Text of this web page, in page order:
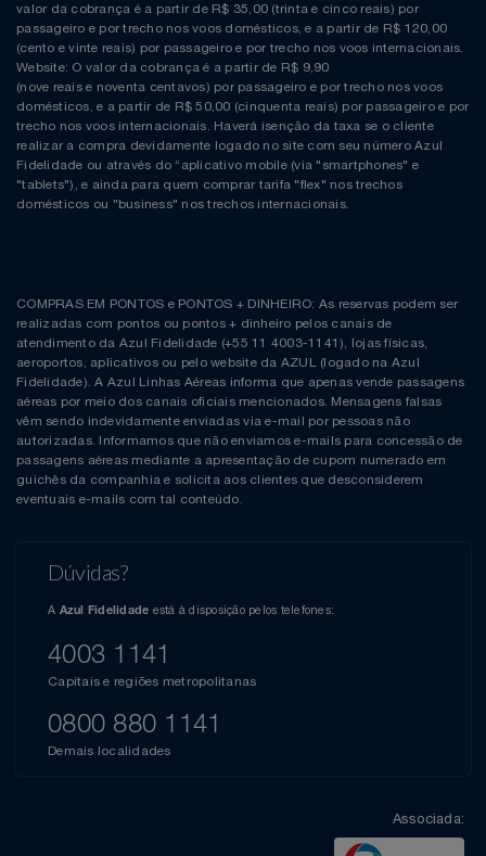
valor da cobrança é a partir de R$ 35,00 (trinta e cinco reais) por
passageiro e por trecho nos voos domésticos, e a partir de R$ 120,00
(cento e vinte reais) por passageiro e por trecho nos voos internacionais.
Website: O valor da cobrança é a partir de R$ 9,90
(nove reais e noventa centavos) por passageiro e por trecho nos voos
domésticos, e a partir de R$ 50,00 (cinquenta reais) por passageiro e por
trecho nos voos internacionais. Haverá isenção da taxa se o cliente
realizar a compra devidamente logado no site com seu número Azul
Fidelidade ou através do “aplicativo mobile (via "smartphones" e
"tablets"), e ainda para quem comprar tarifa "flex" nos trechos
domésticos ou "business" nos trechos internacionais.
COMPRAS EM PONTOS e PONTOS + DINHEIRO: As reservas podem ser
realizadas com pontos ou pontos + dinheiro pelos canais de
atendimento da Azul Fidelidade (+55 11 4003-1141), lojas físicas,
aeroportos, aplicativos ou pelo website da AZUL (logado na Azul
Fidelidade). A Azul Linhas Aéreas informa que apenas vende passagens
aéreas por meio dos canais oficiais mencionados. Mensagens falsas
vêm sendo indevidamente enviadas via e-mail por pessoas não
autorizadas. Informamos que não enviamos e-mails para concessão de
passagens aéreas mediante a apresentação de cupom numerado em
guichês da companhia e solicita aos clientes que desconsiderem
eventuais e-mails com tal conteúdo.
Dúvidas?
A Azul Fidelidade está à disposição pelos telefones:
4003 1141
Capitais e regiões metropolitanas
0800 880 1141
Demais localidades
Associada: